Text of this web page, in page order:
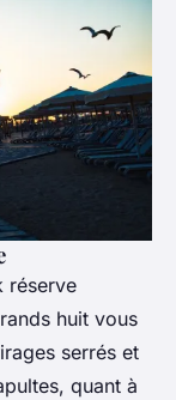
réserve
huit vous
serrés et
quant à